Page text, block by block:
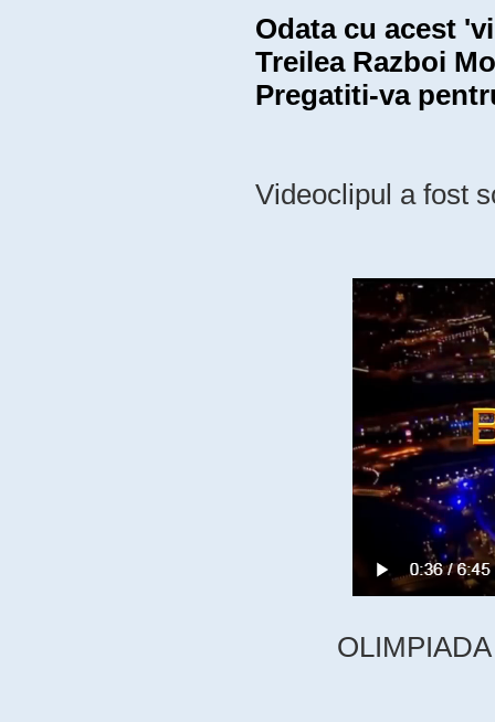
Odata cu acest
Treilea Razboi
Pregatiti-va
Videoclipul a fost